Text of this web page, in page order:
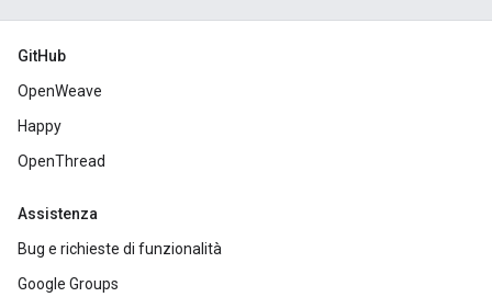
GitHub
OpenWeave
Happy
OpenThread
Assistenza
Bug e richieste di funzionalità
Google Groups